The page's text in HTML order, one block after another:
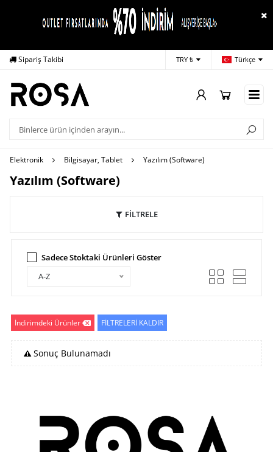
Sipariş Takibi TRY ₺ Türkçe
Elektronik Bilgisayar, Tablet Yazılım (Software)
Yazılım (Software)
FİLTRELE
Sadece Stoktaki Ürünleri Göster
A-Z
İndirimdeki Ürünler FİLTRELERİ KALDIR
Sonuç Bulunamadı